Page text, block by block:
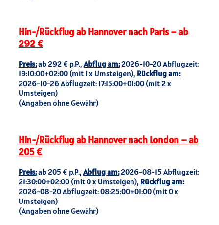
Hin-/Rückflug ab Hannover nach Paris – ab
292 €
Preis:ab 292 € p.P., Abflug am:2026-10-20 Abflugzeit:
19:10:00+02:00 (mit 1 x Umsteigen), Rückflug am:
2026-10-26 Abflugzeit: 17:15:00+01:00 (mit 2 x
Umsteigen)
(Angaben ohne Gewähr)
Hin-/Rückflug ab Hannover nach London – ab
205 €
Preis:ab 205 € p.P.,Abflug am:2026-08-15 Abflugzeit:
21:30:00+02:00 (mit 0 x Umsteigen), Rückflug am:
2026-08-20 Abflugzeit: 08:25:00+01:00 (mit 0 x
Umsteigen)
(Angaben ohne Gewähr)